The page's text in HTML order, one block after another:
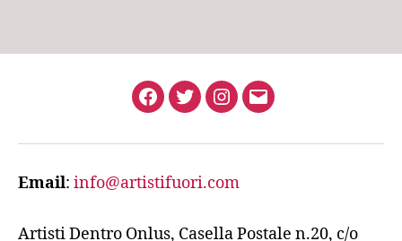
Facebook
TwitterInstagram
Email
Email: info@artistifuori.com
Artisti Dentro Onlus, Casella Postale n.20, c/o